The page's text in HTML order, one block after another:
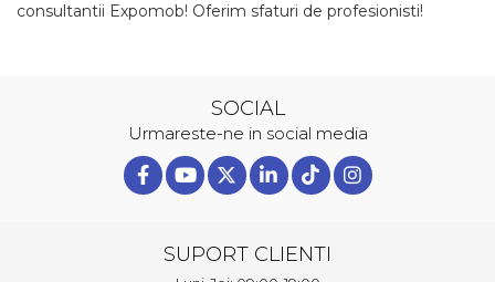
consultantii Expomob! Oferim sfaturi de profesionisti!
SOCIAL
Urmareste-ne in social media
SUPORT CLIENTI